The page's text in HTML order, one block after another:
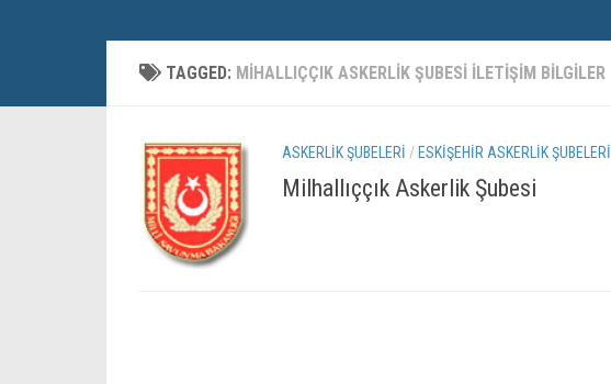
TAGGED: MIHALLIÇÇIK ASKERLIK ŞUBESI ILETIŞIM BILGILER
ASKERLIK ŞUBELERI / ESKIŞEHIR ASKERLIK ŞUBELERI
Milhallıççık Askerlik Şubesi